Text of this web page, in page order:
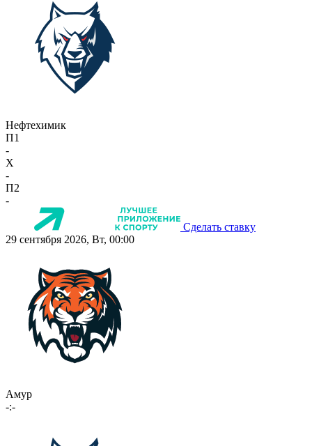
Нефтехимик
П1
-
X
-
П2
-
Сделать ставку
29 сентября 2026, Вт, 00:00
Амур
-:-